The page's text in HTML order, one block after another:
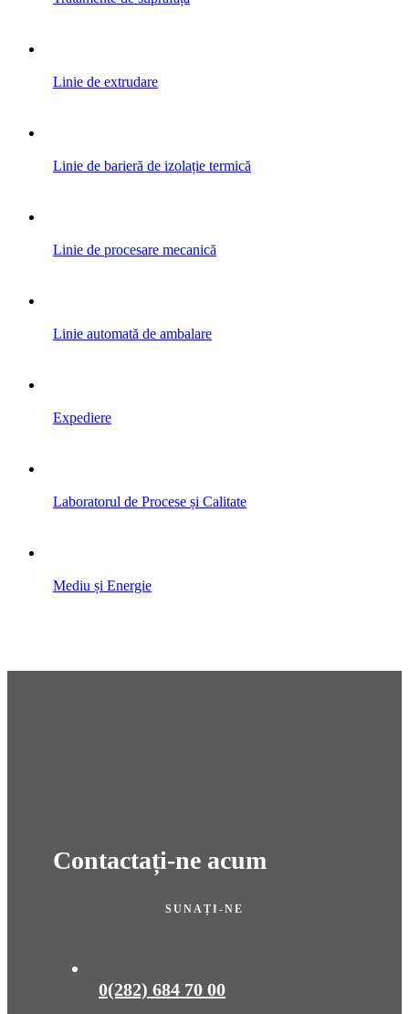
Linie de extrudare
Linie de barieră de izolație termică
Linie de procesare mecanică
Linie automată de ambalare
Expediere
Laboratorul de Procese și Calitate
Mediu și Energie
Contactați-ne acum
SUNAȚI-NE
0(282) 684 70 00